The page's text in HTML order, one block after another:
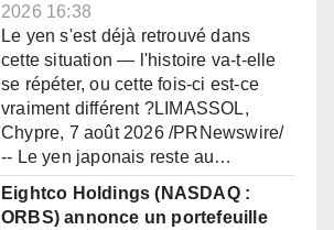
2026 16:38
Le yen s'est déjà retrouvé dans
cette situation — l'histoire va-t-elle
se répéter, ou cette fois-ci est-ce
vraiment différent ?LIMASSOL,
Chypre, 7 août 2026 /PRNewswire/
-- Le yen japonais reste au…
Eightco Holdings (NASDAQ :
ORBS) annonce un portefeuille